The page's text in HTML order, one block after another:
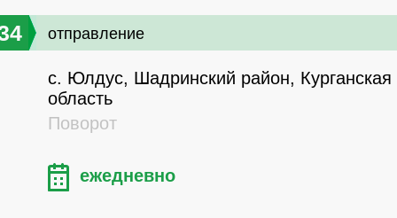
отправление
с. Юлдус, Шадринский район, Курганская
область
Поворот
ежедневно